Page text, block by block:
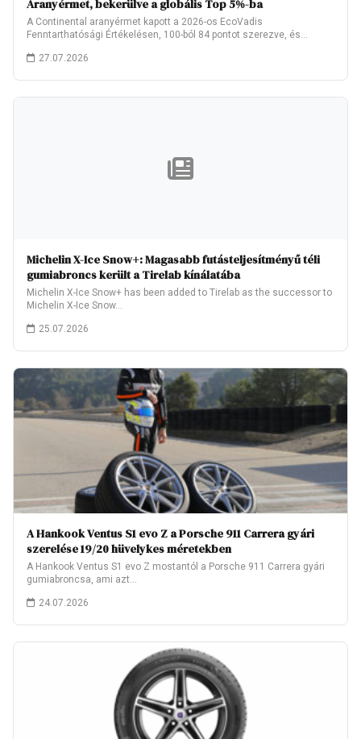
Aranyérmet, bekerülve a globális Top 5%-ba
A Continental aranyérmet kapott a 2026-os EcoVadis
Fenntarthatósági Értékelésen, 100-ból 84 pontot szerezve, és
27.07.2026
Michelin X-Ice Snow+: Magasabb futásteljesítményű téli
gumiabroncs került a Tirelab kínálatába
Michelin X-Ice Snow+ has been added to Tirelab as the successor to
Michelin X-Ice Snow…
25.07.2026
A Hankook Ventus S1 evo Z a Porsche 911 Carrera gyári
szerelése 19/20 hüvelykes méretekben
A Hankook Ventus S1 evo Z mostantól a Porsche 911 Carrera gyári
gumiabroncsa, ami azt…
24.07.2026